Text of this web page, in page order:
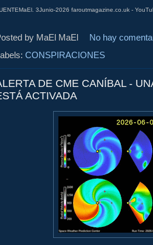
3Junio-2026 faroutmagazine.co.uk -
by MaEl MaEl
No hay
CONSPIRACIONES
DE CME CANÍBAL -
ACTIVADA